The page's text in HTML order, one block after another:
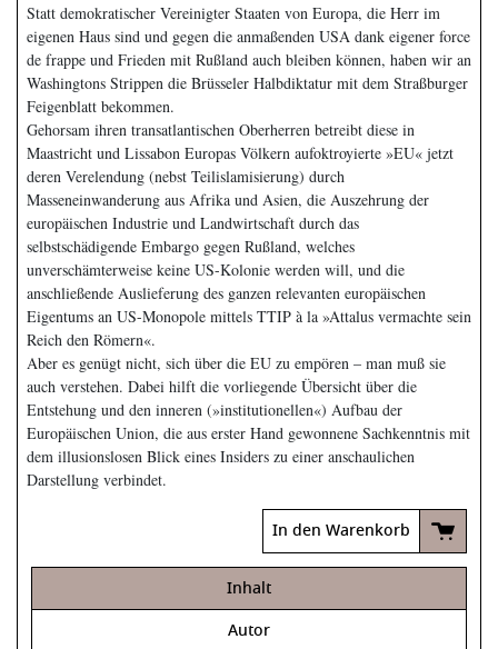
Statt demokratischer Vereinigter Staaten von Europa, die Herr im
eigenen Haus sind und gegen die anmaßenden USA dank eigener force
de frappe und Frieden mit Rußland auch bleiben können, haben wir an
Washingtons Strippen die Brüsseler Halbdiktatur mit dem Straßburger
Feigenblatt bekommen.
Gehorsam ihren transatlantischen Oberherren betreibt diese in
Maastricht und Lissabon Europas Völkern aufoktroyierte »EU« jetzt
deren Verelendung (nebst Teilislamisierung) durch
Masseneinwanderung aus Afrika und Asien, die Auszehrung der
europäischen Industrie und Landwirtschaft durch das
selbstschädigende Embargo gegen Rußland, welches
unverschämterweise keine US-Kolonie werden will, und die
anschließende Auslieferung des ganzen relevanten europäischen
Eigentums an US-Monopole mittels TTIP à la »Attalus vermachte sein
Reich den Römern«.
Aber es genügt nicht, sich über die EU zu empören – man muß sie
auch verstehen. Dabei hilft die vorliegende Übersicht über die
Entstehung und den inneren (»institutionellen«) Aufbau der
Europäischen Union, die aus erster Hand gewonnene Sachkenntnis mit
dem illusionslosen Blick eines Insiders zu einer anschaulichen
Darstellung verbindet.
In den Warenkorb
Inhalt
Autor